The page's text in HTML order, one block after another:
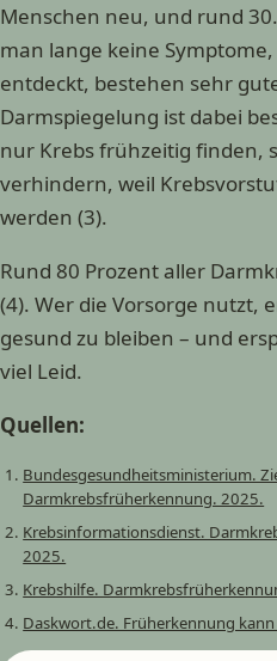
Menschen neu, und rund
man lange keine
entdeckt, bestehen sehr
Darmspiegelung ist dabei
nur Krebs frühzeitig finden,
verhindern, weil
werden (3).
Rund 80 Prozent aller
(4). Wer die Vorsorge nutzt,
gesund zu bleiben – und
viel Leid.
Quellen:
Bundesgesundheitsministerium.
Darmkrebsfrüherkennung. 2025.
Krebsinformationsdienst.
2025.
Krebshilfe.
Daskwort.de. Früherkennung